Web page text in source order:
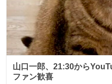
山口一郎、21:30から
ファン歓喜